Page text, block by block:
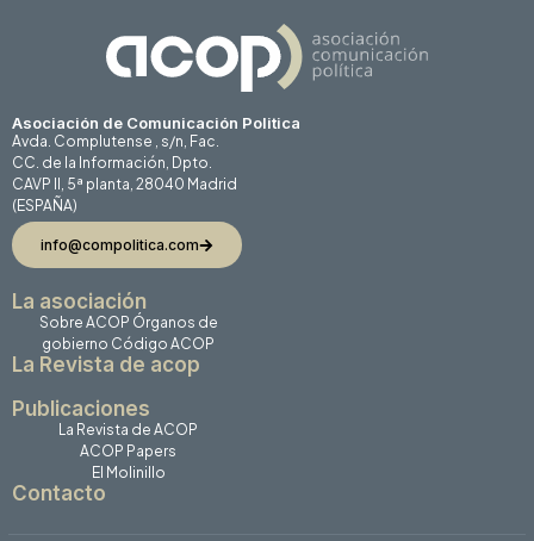
Asociación de Comunicación Politica
Avda. Complutense , s/n, Fac.
CC. de la Información, Dpto.
CAVP II, 5ª planta, 28040 Madrid
(ESPAÑA)
info@compolitica.com
La asociación
Sobre ACOP Órganos de
gobierno Código ACOP
La Revista de acop
Publicaciones
La Revista de ACOP
ACOP Papers
El Molinillo
Contacto